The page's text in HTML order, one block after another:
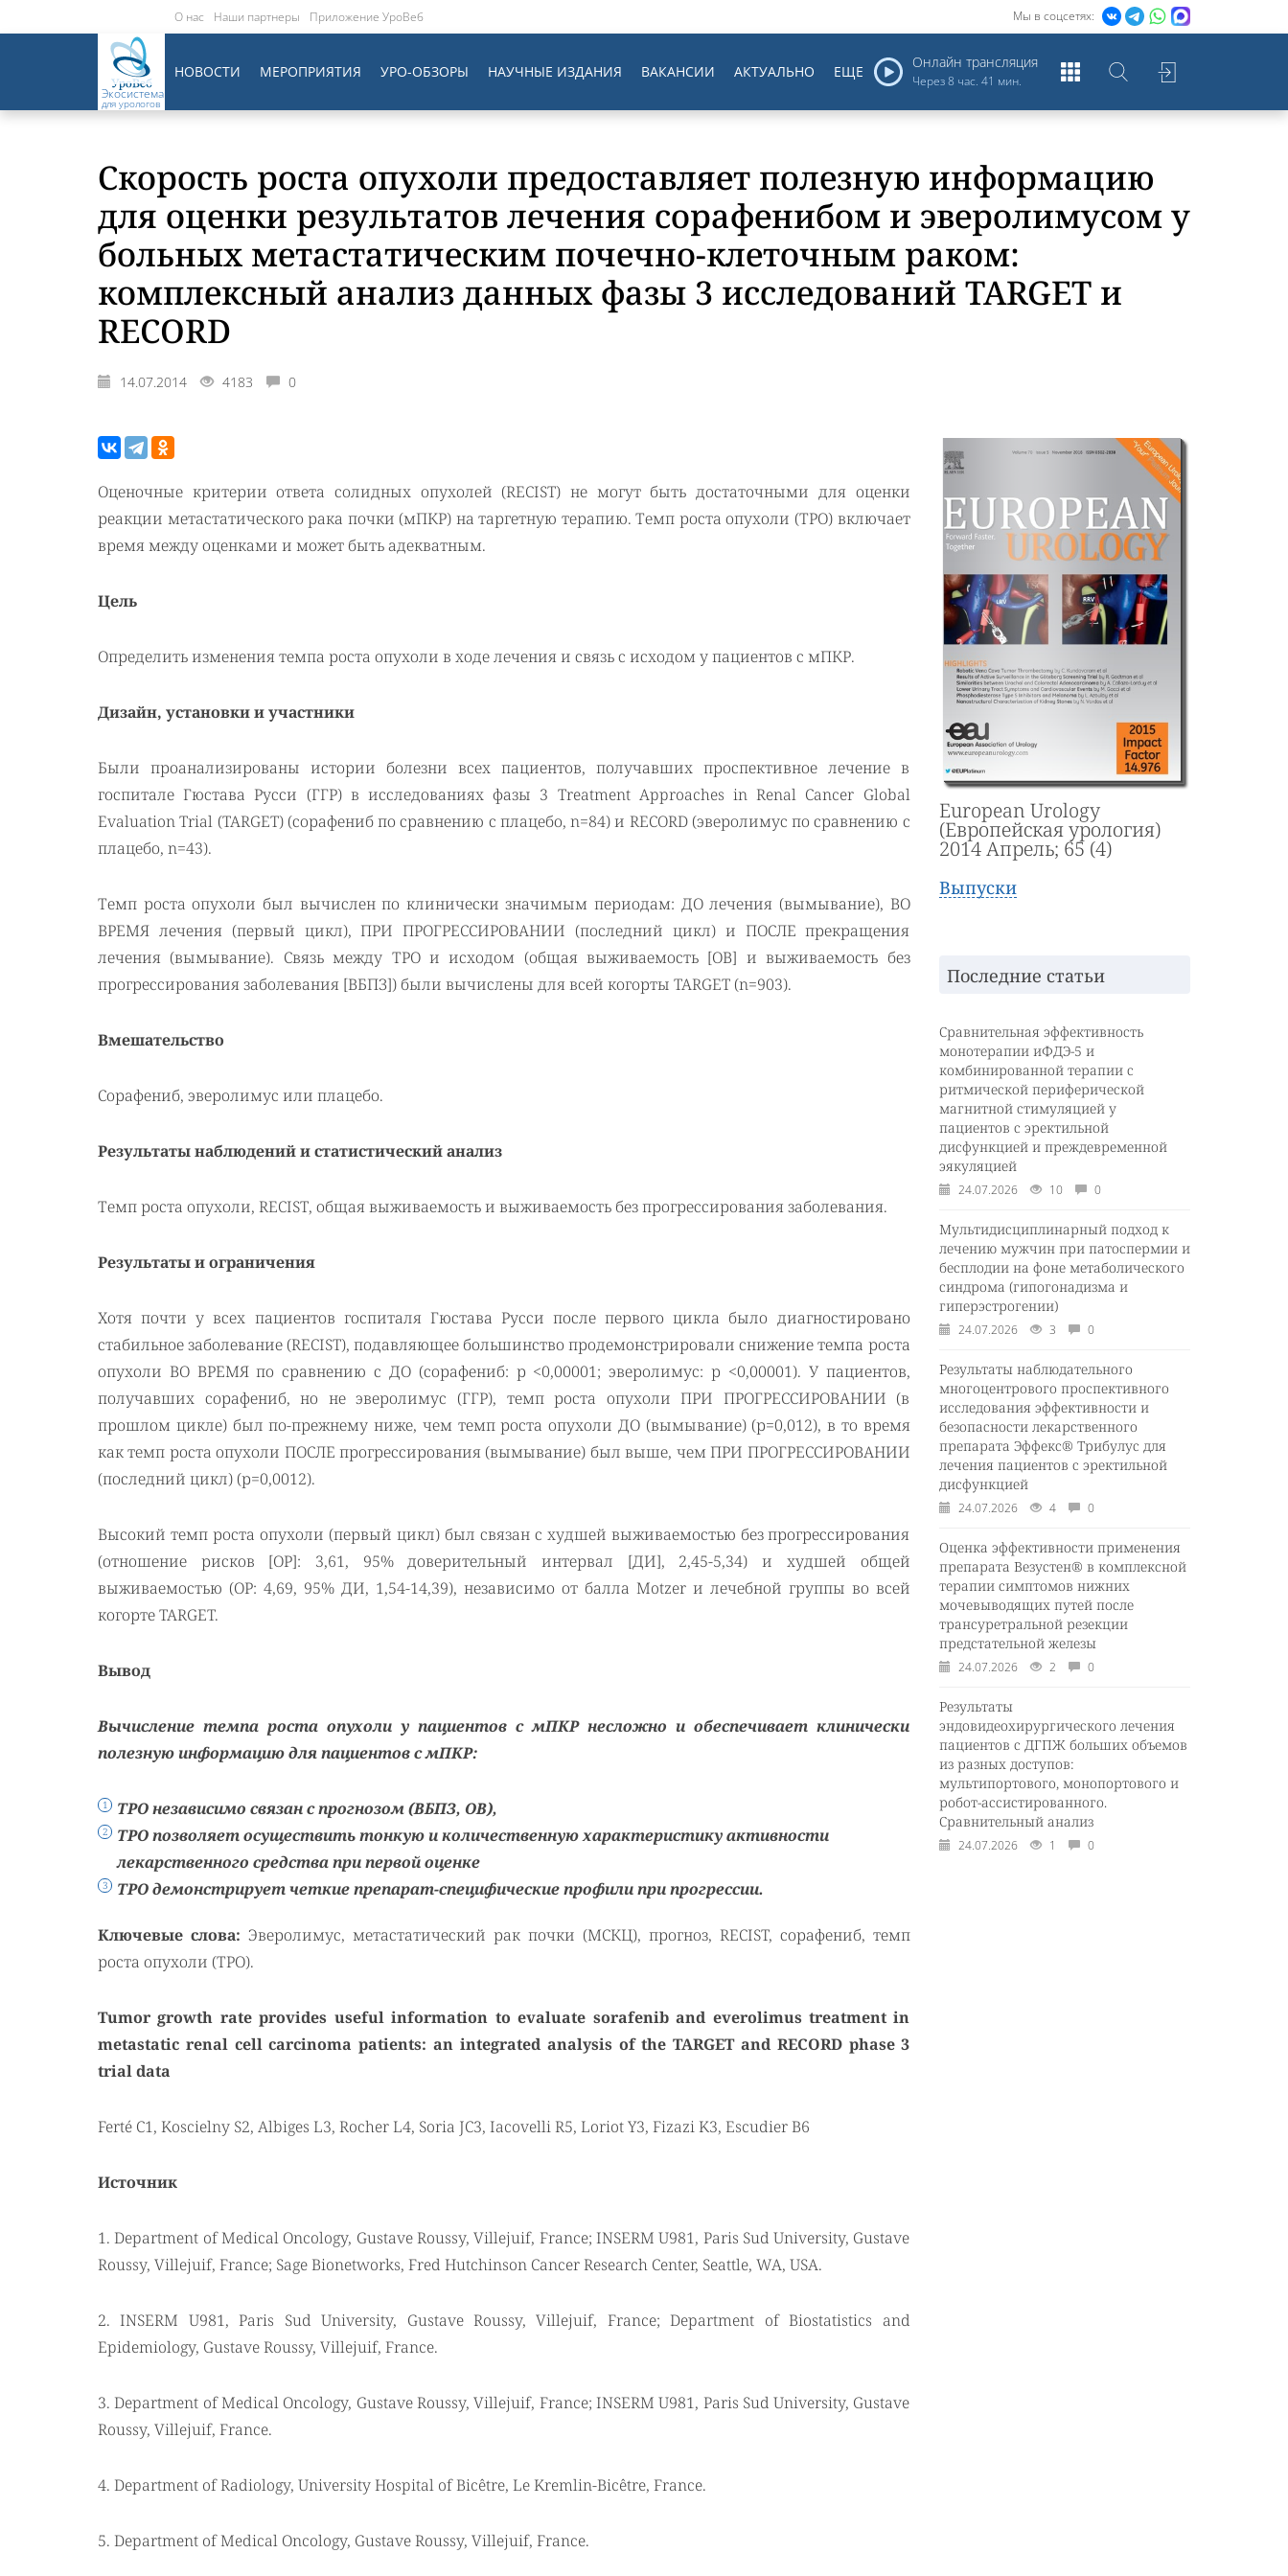
Мы в соцсетях:
О нас Наши партнеры Приложение УроВеб
Экосистема
для урологов
Онлайн трансляция
Через8 час. 41 мин.
НОВОСТИ МЕРОПРИЯТИЯ УРО-ОБЗОРЫ НАУЧНЫЕ ИЗДАНИЯ ВАКАНСИИ АКТУАЛЬНО ЕЩЕ
Скорость роста опухоли предоставляет полезную информацию
для оценки результатов лечения сорафенибом и эверолимусом у
больных метастатическим почечно-клеточным раком:
комплексный анализ данных фазы 3 исследований TARGET и
RECORD
14.07.2014 4183 0
Оценочные критерии ответа солидных опухолей (RECIST) не могут быть достаточными для оценки
реакции метастатического рака почки (мПКР) на таргетную терапию. Темп роста опухоли (ТРО) включает
время между оценками и может быть адекватным.
Цель
Определить изменения темпа роста опухоли в ходе лечения и связь с исходом у пациентов с мПКР.
Дизайн, установки и участники
Были проанализированы истории болезни всех пациентов, получавших проспективное лечение в
госпитале Гюстава Русси (ГГР) в исследованиях фазы 3 Treatment Approaches in Renal Cancer Global
EvaluationTrial (TARGET) (сорафениб по сравнению с плацебо, n=84) и RECORD (эверолимус по сравнению с
плацебо, n=43).
Темп роста опухоли был вычислен по клинически значимым периодам: ДО лечения (вымывание), ВО
ВРЕМЯ лечения (первый цикл), ПРИ ПРОГРЕССИРОВАНИИ (последний цикл) и ПОСЛЕ прекращения
лечения (вымывание). Связь между ТРО и исходом (общая выживаемость [ОВ] и выживаемость без
прогрессирования заболевания [ВБПЗ]) были вычислены для всей когорты TARGET (n=903).
Вмешательство
Сорафениб, эверолимус или плацебо.
Результаты наблюдений и статистический анализ
Темп роста опухоли, RECIST, общая выживаемость и выживаемость без прогрессирования заболевания.
Результаты и ограничения
Хотя почти у всех пациентов госпиталя Гюстава Русси после первого цикла было диагностировано
стабильное заболевание (RECIST), подавляющее большинство продемонстрировали снижение темпа роста
опухоли ВО ВРЕМЯ по сравнению с ДО (сорафениб: р <0,00001; эверолимус: р <0,00001). У пациентов,
получавших сорафениб, но не эверолимус (ГГР), темп роста опухоли ПРИ ПРОГРЕССИРОВАНИИ (в
прошлом цикле) был по-прежнему ниже, чем темп роста опухоли ДО (вымывание) (р=0,012), в то время
как темп роста опухоли ПОСЛЕ прогрессирования (вымывание) был выше, чем ПРИ ПРОГРЕССИРОВАНИИ
(последний цикл) (р=0,0012).
Высокий темп роста опухоли (первый цикл) был связан с худшей выживаемостью без прогрессирования
(отношение рисков [ОР]: 3,61, 95% доверительный интервал [ДИ], 2,45-5,34) и худшей общей
выживаемостью (ОР: 4,69, 95% ДИ, 1,54-14,39), независимо от балла Motzer и лечебной группы во всей
когорте TARGET.
Вывод
Вычисление темпа роста опухоли у пациентов с мПКР несложно и обеспечивает клинически
полезную информацию для пациентов с мПКР:
ТРО независимо связан с прогнозом (ВБПЗ, ОВ),
ТРО позволяет осуществить тонкую и количественную характеристику активности
лекарственного средства при первой оценке
ТРО демонстрирует четкие препарат-специфические профили при прогрессии.
Ключевые слова: Эверолимус, метастатический рак почки (МСКЦ), прогноз, RECIST, сорафениб, темп
роста опухоли (ТРО).
Tumor growth rate provides useful information to evaluate sorafenib and everolimus treatment in
metastatic renal cell carcinoma patients: an integrated analysis of the TARGET and RECORD phase 3
trial data
Ferté C1, Koscielny S2, Albiges L3, Rocher L4, Soria JC3, Iacovelli R5, Loriot Y3, Fizazi K3, Escudier B6
Источник
1. Department of Medical Oncology, Gustave Roussy, Villejuif, France; INSERM U981, Paris Sud University, Gustave
Roussy, Villejuif, France; Sage Bionetworks, Fred Hutchinson Cancer Research Center, Seattle, WA, USA.
2. INSERM U981, Paris Sud University, Gustave Roussy, Villejuif, France; Department of Biostatistics and
Epidemiology, Gustave Roussy, Villejuif, France.
3. Department of Medical Oncology, Gustave Roussy, Villejuif, France; INSERM U981, Paris Sud University, Gustave
Roussy, Villejuif, France.
4. Department of Radiology, University Hospital of Bicêtre, Le Kremlin-Bicêtre, France.
5. Department of Medical Oncology, Gustave Roussy, Villejuif, France.
European Urology
(Европейская урология)
2014 Апрель; 65 (4)
Выпуски
Последние статьи
Сравнительная эффективность
монотерапии иФДЭ-5 и
комбинированной терапии с
ритмической периферической
магнитной стимуляцией у
пациентов с эректильной
дисфункцией и преждевременной
эякуляцией
24.07.2026 10 0
Мультидисциплинарный подход к
лечению мужчин при патоспермии и
бесплодии на фоне метаболического
синдрома (гипогонадизма и
гиперэстрогении)
24.07.2026 3 0
Результаты наблюдательного
многоцентрового проспективного
исследования эффективности и
безопасности лекарственного
препарата Эффекс® Трибулус для
лечения пациентов с эректильной
дисфункцией
24.07.2026 4 0
Оценка эффективности применения
препарата Везустен® в комплексной
терапии симптомов нижних
мочевыводящих путей после
трансуретральной резекции
предстательной железы
24.07.2026 2 0
Результаты
эндовидеохирургического лечения
пациентов с ДГПЖ больших объемов
из разных доступов:
мультипортового, монопортового и
робот-ассистированного.
Сравнительный анализ
24.07.2026 1 0